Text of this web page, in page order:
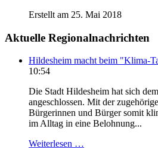
Erstellt am 25. Mai 2018
Aktuelle Regionalnachrichten
Hildesheim macht beim "Klima-
10:54
Die Stadt Hildesheim hat sich
angeschlossen. Mit der
Bürgerinnen und Bürger somit
im Alltag in eine Belohnung...
Weiterlesen …